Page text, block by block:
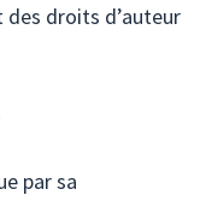
droits d’auteur
par sa